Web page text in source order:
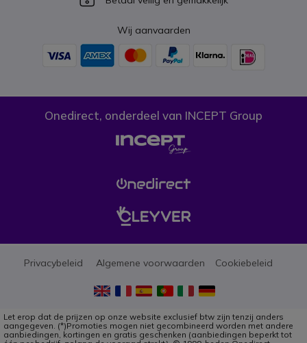
Wij aanvaarden
Onedirect, onderdeel van INCEPT Group
Privacybeleid Algemene voorwaarden Cookiebeleid
Let erop dat de prijzen op onze website exclusief btw zijn tenzij anders
aangegeven. (*)Promoties mogen niet gecombineerd worden met andere
aanbiedingen, kortingen en gratis geschenken (aanbiedingen beperkt tot